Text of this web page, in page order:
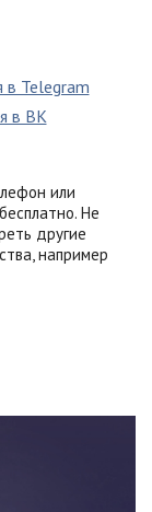
в Telegram
в ВК
или
Не
другие
например